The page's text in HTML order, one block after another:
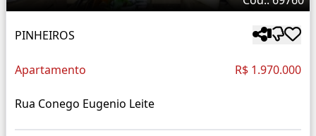
PINHEIROS
Apartamento R$ 1.970.000
Rua Conego Eugenio Leite